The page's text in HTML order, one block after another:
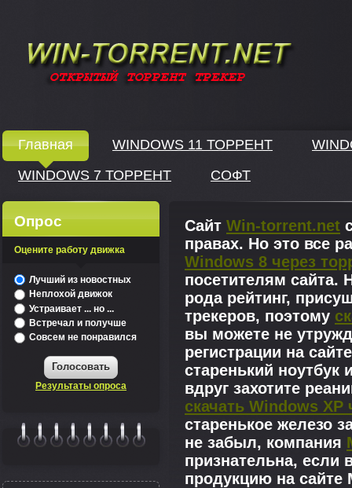
Главная WINDOWS 11 ТОРРЕНТ
WINDOWS 7 ТОРРЕНТ
СОФТ
Сайт Win-torrent.net
правах. Но это все
Windows 8 через
посетителям сайта.
рода рейтинг,
трекеров, поэтому
вы можете не
регистрации на
старенький
вдруг захотите
скачать Windows XP
старенькое железо
не забыл, компания
признательна, если
продукцию на сайте
Опрос
Оцените работу движка
Лучший из новостных
Неплохой движок
Устраивает ... но ...
Встречал и получше
Совсем не понравился
Голосовать
Результаты опроса